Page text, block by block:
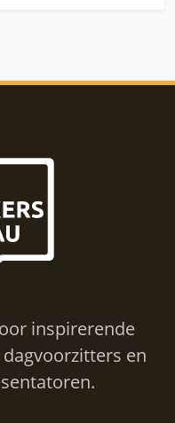
inspirerende
en